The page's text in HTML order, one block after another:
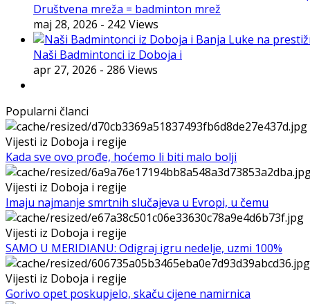
Društvena mreža = badminton mrež
maj 28, 2026 - 242 Views
Naši Badmintonci iz Doboja i
apr 27, 2026 - 286 Views
Popularni članci
Vijesti iz Doboja i regije
Kada sve ovo prođe, hoćemo li biti malo bolji
Vijesti iz Doboja i regije
Imaju najmanje smrtnih slučajeva u Evropi, u čemu
Vijesti iz Doboja i regije
SAMO U MERIDIANU: Odigraj igru nedelje, uzmi 100%
Vijesti iz Doboja i regije
Gorivo opet poskupjelo, skaču cijene namirnica